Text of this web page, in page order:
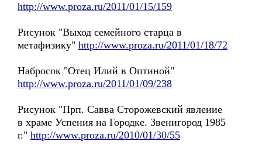
http://www.proza.ru/2011/01/15/159
Рисунок "Выход семейного старца в
метафизику" http://www.proza.ru/2011/01/18/72
Набросок "Отец Илий в Оптиной"
http://www.proza.ru/2011/01/09/238
Рисунок "Прп. Савва Сторожевский явление
в храме Успения на Городке. Звенигород 1985
г." http://www.proza.ru/2010/01/30/55